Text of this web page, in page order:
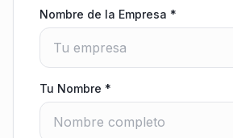
Nombre de la Empresa *
Tu Nombre *